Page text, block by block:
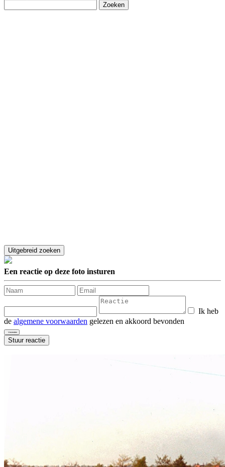
Een reactie op deze foto insturen
Ik heb
de algemene voorwaarden gelezen en akkoord bevonden